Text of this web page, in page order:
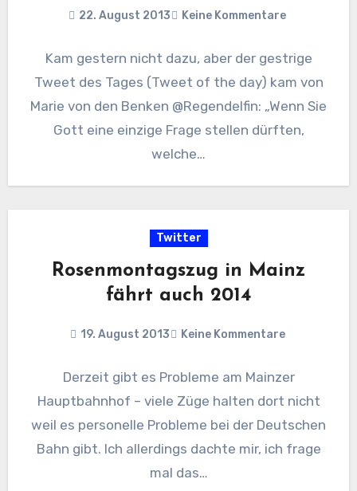
22. August 2013 Keine Kommentare
Kam gestern nicht dazu, aber der gestrige
Tweet des Tages (Tweet of the day) kam von
Marie von den Benken @Regendelfin: „Wenn Sie
Gott eine einzige Frage stellen dürften,
welche…
Twitter
Rosenmontagszug in Mainz
fährt auch 2014
19. August 2013 Keine Kommentare
Derzeit gibt es Probleme am Mainzer
Hauptbahnhof – viele Züge halten dort nicht
weil es personelle Probleme bei der Deutschen
Bahn gibt. Ich allerdings dachte mir, ich frage
mal das…